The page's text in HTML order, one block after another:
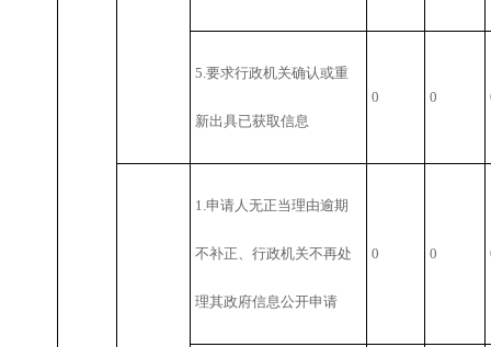
5.要求行政机关确认或重
新出具已获取信息
0 0
1.申请人无正当理由逾期
不补正、行政机关不再处
理其政府信息公开申请
0 0